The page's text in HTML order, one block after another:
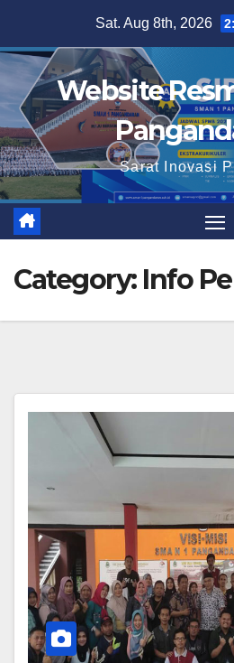
content
Sat. Aug 8th, 2026
Website
Sarat Inovasi
Category: Info